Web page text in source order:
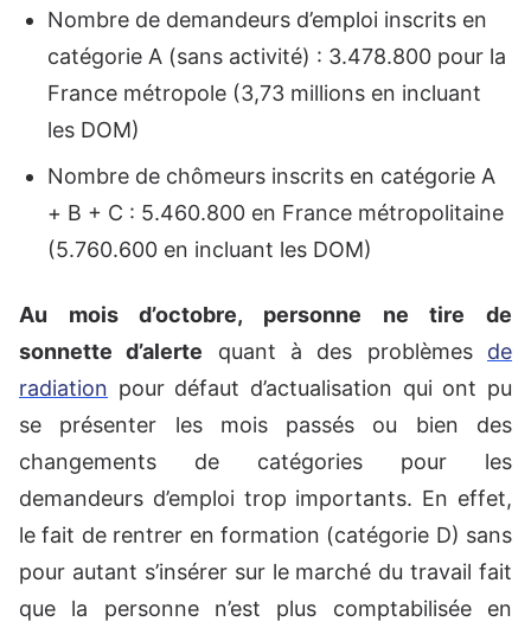
Nombre de demandeurs d’emploi inscrits en
catégorie A (sans activité) : 3.478.800 pour la
France métropole (3,73 millions en incluant
les DOM)
Nombre de chômeurs inscrits en catégorie A
+ B + C : 5.460.800 en France métropolitaine
(5.760.600 en incluant les DOM)
Au mois d’octobre, personne ne tire de
sonnette d’alerte quant à des problèmes de
radiation pour défaut d’actualisation qui ont pu
se présenter les mois passés ou bien des
changements de catégories pour les
demandeurs d’emploi trop importants. En effet,
le fait de rentrer en formation (catégorie D) sans
pour autant s’insérer sur le marché du travail fait
que la personne n’est plus comptabilisée en